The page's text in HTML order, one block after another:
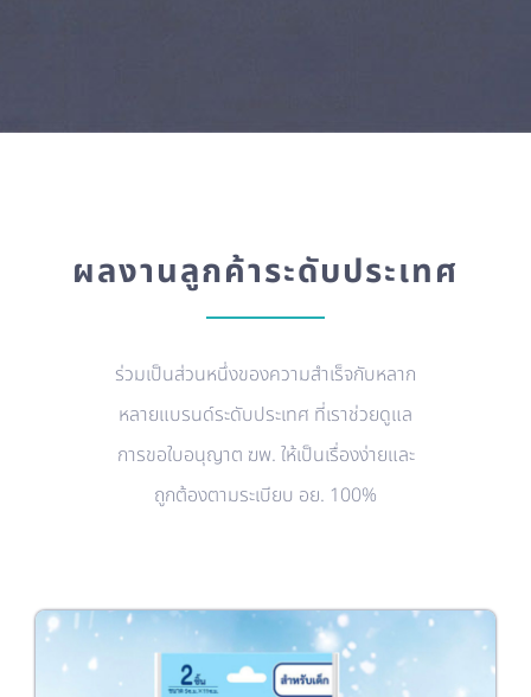
ผลงานลูกค้าระดับประเทศ
ร่วมเป็นส่วนหนึ่งของความสำเร็จกับหลาก
หลายแบรนด์ระดับประเทศ ที่เราช่วยดูแล
การขอใบอนุญาต ฆพ. ให้เป็นเรื่องง่ายและ
ถูกต้องตามระเบียบ อย. 100%